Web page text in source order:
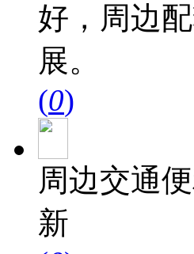
好，周边
展。
(0)
周边交通
新